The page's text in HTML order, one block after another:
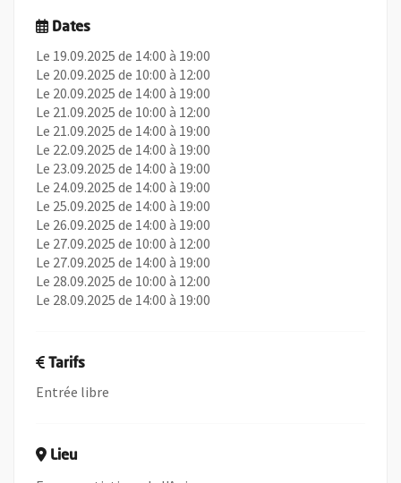
Dates
Le 19.09.2025 de 14:00 à 19:00
Le 20.09.2025 de 10:00 à 12:00
Le 20.09.2025 de 14:00 à 19:00
Le 21.09.2025 de 10:00 à 12:00
Le 21.09.2025 de 14:00 à 19:00
Le 22.09.2025 de 14:00 à 19:00
Le 23.09.2025 de 14:00 à 19:00
Le 24.09.2025 de 14:00 à 19:00
Le 25.09.2025 de 14:00 à 19:00
Le 26.09.2025 de 14:00 à 19:00
Le 27.09.2025 de 10:00 à 12:00
Le 27.09.2025 de 14:00 à 19:00
Le 28.09.2025 de 10:00 à 12:00
Le 28.09.2025 de 14:00 à 19:00
Tarifs
Entrée libre
Lieu